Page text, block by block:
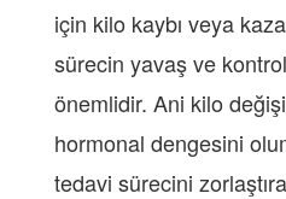
için kilo kaybı veya
sürecin yavaş ve
önemlidir. Ani kilo
hormonal dengesini
tedavi sürecini